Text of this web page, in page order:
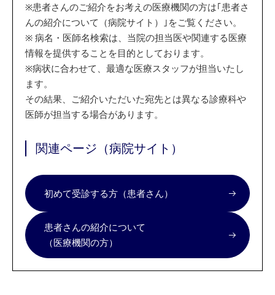
※患者さんのご紹介をお考えの医療機関の方は｢患者さ
んの紹介について（病院サイト）｣をご覧ください。
※ 病名・医師名検索は、当院の担当医や関連する医療
情報を提供することを目的としております。
※病状に合わせて、最適な医療スタッフが担当いたし
ます。
その結果、ご紹介いただいた宛先とは異なる診療科や
医師が担当する場合があります。
関連ページ（病院サイト）
初めて受診する方（患者さん）
患者さんの紹介について
（医療機関の方）